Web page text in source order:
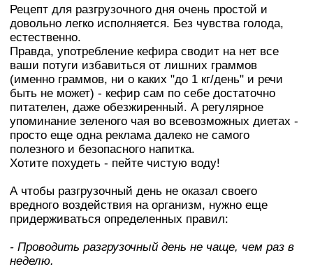
Рецепт для разгрузочного дня очень простой и
довольно легко исполняется. Без чувства голода,
естественно.
Правда, употребление кефира сводит на нет все
ваши потуги избавиться от лишних граммов
(именно граммов, ни о каких "до 1 кг/день" и речи
быть не может) - кефир сам по себе достаточно
питателен, даже обезжиренный. А регулярное
упоминание зеленого чая во всевозможных диетах -
просто еще одна реклама далеко не самого
полезного и безопасного напитка.
Хотите похудеть - пейте чистую воду!
А чтобы разгрузочный день не оказал своего
вредного воздействия на организм, нужно еще
придерживаться определенных правил:
- Проводить разгрузочный день не чаще, чем раз в
неделю.